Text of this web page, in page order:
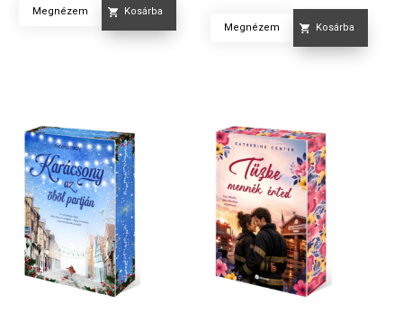
Megnézem Kosárba
Megnézem Kosárba